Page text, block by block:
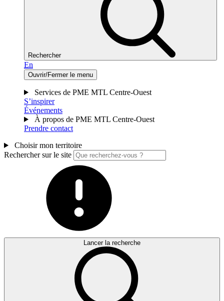
Rechercher
En
Ouvrir/Fermer le menu
Services de PME MTL Centre-Ouest
S’inspirer
Événements
À propos de PME MTL Centre-Ouest
Prendre contact
Choisir mon territoire
Rechercher sur le site
Lancer la recherche